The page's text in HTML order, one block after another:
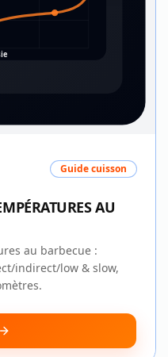
Guide cuisson
AU
au barbecue :
indirect/low & slow,